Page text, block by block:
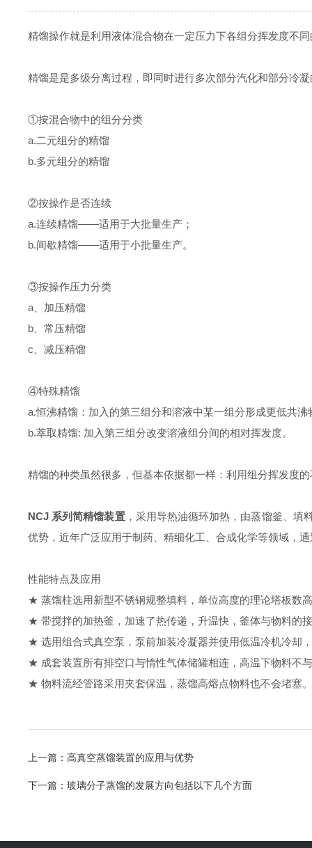
精馏操作就是利用液体混合物在一定压力下各组分挥发度不
精馏是是多级分离过程，即同时进行多次部分汽化和部分冷
①按混合物中的组分分类
a.二元组分的精馏
b.多元组分的精馏
②按操作是否连续
a.连续精馏——适用于大批量生产；
b.间歇精馏——适用于小批量生产。
③按操作压力分类
a、加压精馏
b、常压精馏
c、减压精馏
④特殊精馏
a.恒沸精馏：加入的第三组分和溶液中某一组分形成更低共沸
b.萃取精馏: 加入第三组分改变溶液组分间的相对挥发度。
精馏的种类虽然很多，但基本依据都一样：利用组分挥发度
NCJ 系列简精馏装置，采用导热油循环加热，由蒸馏釜、填
优势，近年广泛应用于制药、精细化工、合成化学等领域，
性能特点及应用
★ 蒸馏柱选用新型不锈钢规整填料，单位高度的理论塔板数
★ 带搅拌的加热釜，加速了热传递，升温快，釜体与物料的
★ 选用组合式真空泵，泵前加装冷凝器并使用低温冷机冷却
★ 成套装置所有排空口与惰性气体储罐相连，高温下物料不
★ 物料流经管路采用夹套保温，蒸馏高熔点物料也不会堵塞。
上一篇： 高真空蒸馏装置的应用与优势
下一篇： 玻璃分子蒸馏的发展方向包括以下几个方面